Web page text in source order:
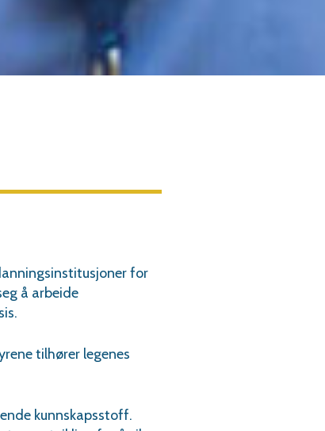
for
å arbeide
tilhører legenes
kunnskapsstoff.